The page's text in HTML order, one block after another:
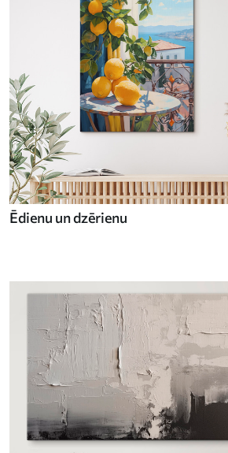
Ēdienu un dzērienu